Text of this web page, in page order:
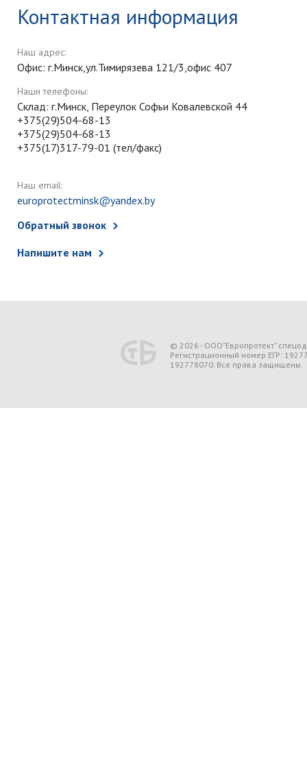
Контактная информация
Наш адрес:
Офис: г.Минск,ул.Тимирязева 121/3,офис 407
Наши телефоны:
Склад: г.Минск, Переулок Софьи Ковалевской 44
+375(29)504-68-13
+375(29)504-68-13
+375(17)317-79-01 (тел/факс)
Наш email:
europrotectminsk@yandex.by
Обратный звонок
Напишите нам
© 2026 - ООО"Европротект"
Регистрационный номер ЕГР:
192778070. Все права защищены.